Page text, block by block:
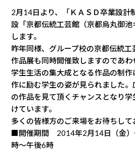
2月14日より、「ＫＡＳＤ卒業設計
設「京都伝統工芸館（京都烏丸御
します。
昨年同様、グループ校の京都伝統
作品展も同時開催致しますのであわ
学生生活の集大成となる作品の制
作に励む学生の姿が見られました
の作品を見て頂くチャンスとなり
けています。
多くの皆様方のご来場をお待ちして
■開催期間 2014年2月14日（金
時〜午後6時